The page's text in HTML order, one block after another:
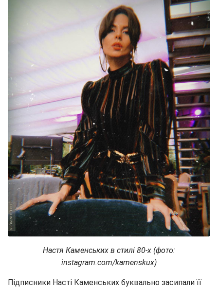
Настя Каменських в стилі 80-х (фото:
instagram.com/kamenskux)
Підписники Насті Каменських буквально засипали її